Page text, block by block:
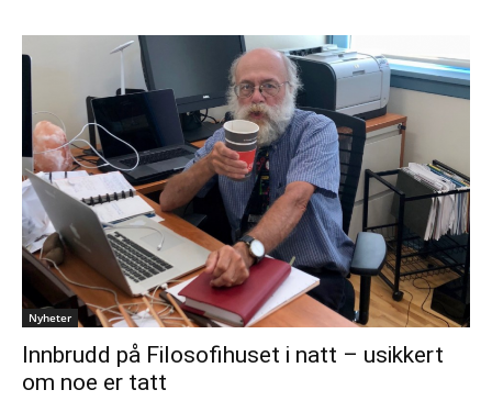
Nyheter
Innbrudd på Filosofihuset i natt – usikkert
om noe er tatt